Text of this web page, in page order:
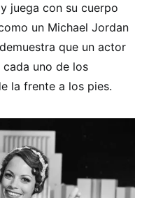
juega con su cuerpo
un Michael Jordan
que un actor
uno de los
la frente a los pies.